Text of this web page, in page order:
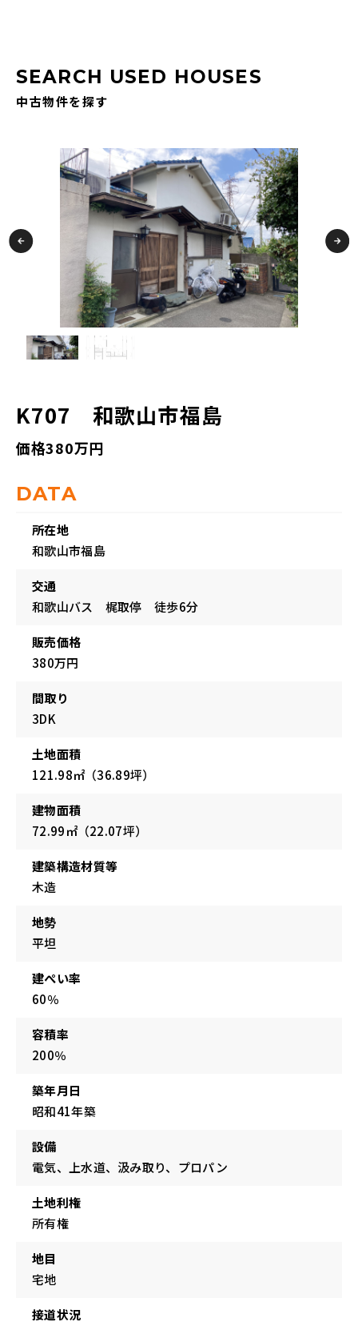
SEARCH USED HOUSES
中古物件を探す
K707 和歌山市福島
価格380万円
DATA
所在地
和歌山市福島
交通
和歌山バス 梶取停 徒歩6分
販売価格
380万円
間取り
3DK
土地面積
121.98㎡（36.89坪）
建物面積
72.99㎡（22.07坪）
建築構造材質等
木造
地勢
平坦
建ぺい率
60％
容積率
200％
築年月日
昭和41年築
設備
電気、上水道、汲み取り、プロパン
土地利権
所有権
地目
宅地
接道状況